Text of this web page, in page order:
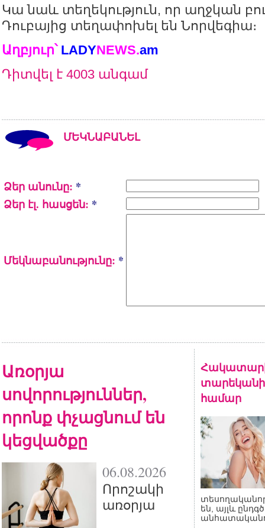
Կա նաև տեղեկություն, որ աղջկան
Դուբայից տեղափոխել են Նորվեգիա։
Աղբյուր՝ LADYNEWS.am
Դիտվել է 4003 անգամ
ՄԵԿՆԱԲԱՆԵԼ
Ձեր անունը: *
Ձեր էլ. հասցեն: *
Մեկնաբանությունը: *
Առօրյա
սովորություններ,
որոնք փչացնում են
կեցվածքը
06.08.2026
Որոշակի
առօրյա
համար
են, այլև